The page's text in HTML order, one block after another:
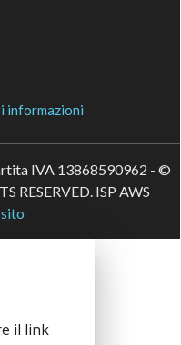
informazioni
IVA 13868590962 - ©
RESERVED. ISP AWS
il link